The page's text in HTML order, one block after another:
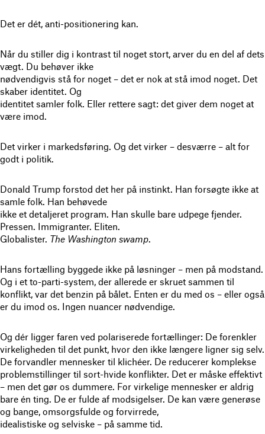
Det er dét, anti-positionering kan.
Når du stiller dig i kontrast til noget stort, arver du en del af dets
vægt. Du behøver ikke
nødvendigvis stå for noget – det er nok at stå imod noget. Det
skaber identitet. Og
identitet samler folk. Eller rettere sagt: det giver dem noget at
være imod.
Det virker i markedsføring. Og det virker – desværre – alt for
godt i politik.
Donald Trump forstod det her på instinkt. Han forsøgte ikke at
samle folk. Han behøvede
ikke et detaljeret program. Han skulle bare udpege fjender.
Pressen. Immigranter. Eliten.
Globalister. The Washington swamp.
Hans fortælling byggede ikke på løsninger – men på modstand.
Og i et to-parti-system, der allerede er skruet sammen til
konflikt, var det benzin på bålet. Enten er du med os – eller også
er du imod os. Ingen nuancer nødvendige.
Og dér ligger faren ved polariserede fortællinger: De forenkler
virkeligheden til det punkt, hvor den ikke længere ligner sig selv.
De forvandler mennesker til klichéer. De reducerer komplekse
problemstillinger til sort-hvide konflikter. Det er måske effektivt
– men det gør os dummere. For virkelige mennesker er aldrig
bare én ting. De er fulde af modsigelser. De kan være generøse
og bange, omsorgsfulde og forvirrede,
idealistiske og selviske – på samme tid.